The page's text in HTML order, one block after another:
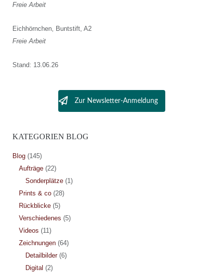
Freie Arbeit
Eichhörnchen, Buntstift, A2
Freie Arbeit
Stand: 13.06.26
Zur Newsletter-Anmeldung
KATEGORIEN BLOG
Blog(145)
Aufträge(22)
Sonderplätze(1)
Prints & co(28)
Rückblicke(5)
Verschiedenes (5)
Videos (11)
Zeichnungen(64)
Detailbilder(6)
Digital (2)